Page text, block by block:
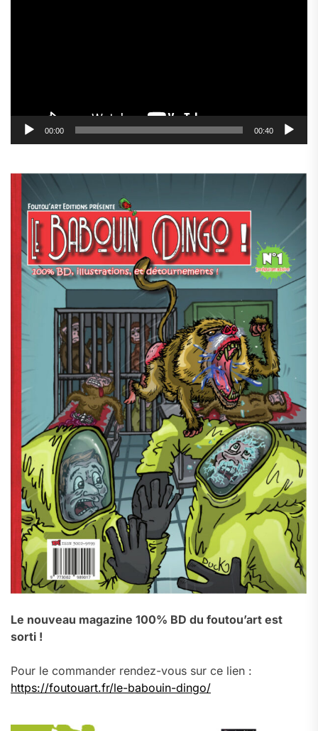
00:00 00:40
Le nouveau magazine 100% BD du foutou’art est
sorti !
Pour le commander rendez-vous sur ce lien :
https://foutouart.fr/le-babouin-dingo/